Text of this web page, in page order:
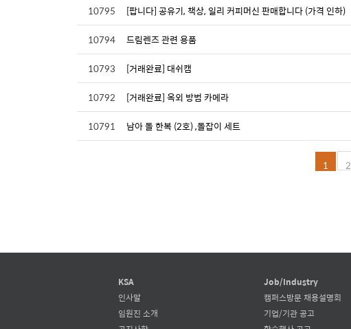
10795
[팝니다] 공유기, 책상, 일리 커피머신 판매합니다 (가격 인하)
10794
드림렌즈 관련 용품
10793
[거래완료] 대쉬캠
10792
[거래완료] 옥외 방범 카메라
10791
남아 돌 한복 (2호) ,돌잡이 세트
1 2
KSA
인사말
임원진 소개
Job/Industry
캠퍼스방문 채용설명회
기업/기관 공고